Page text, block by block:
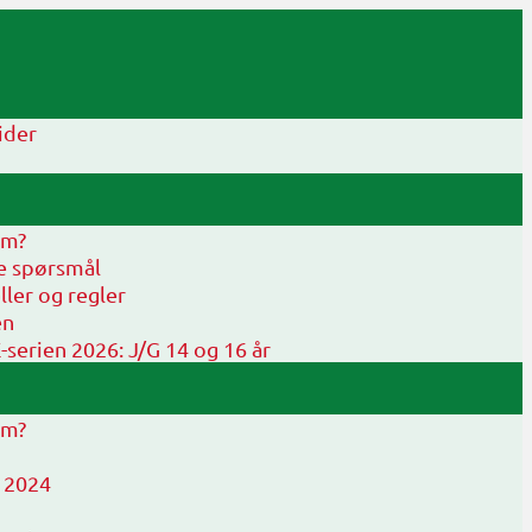
spørsmål
og regler
serien 2026: J/G 14 og 16 år
2024